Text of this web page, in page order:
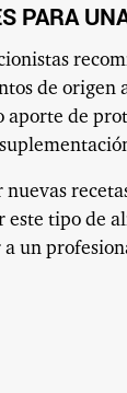
PARA
de origen
aporte de
nuevas
este tipo de
un